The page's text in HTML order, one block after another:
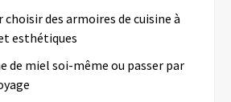
choisir des armoires de cuisine à
esthétiques
de miel soi-même ou passer par